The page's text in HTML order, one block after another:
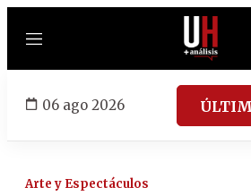
Menú
06 ago 2026
Arte y Espectáculos